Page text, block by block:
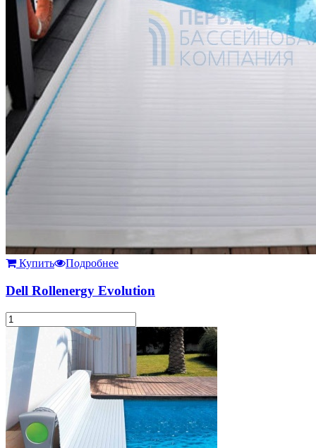
Купить Подробнее
Dell Rollenergy Evolution